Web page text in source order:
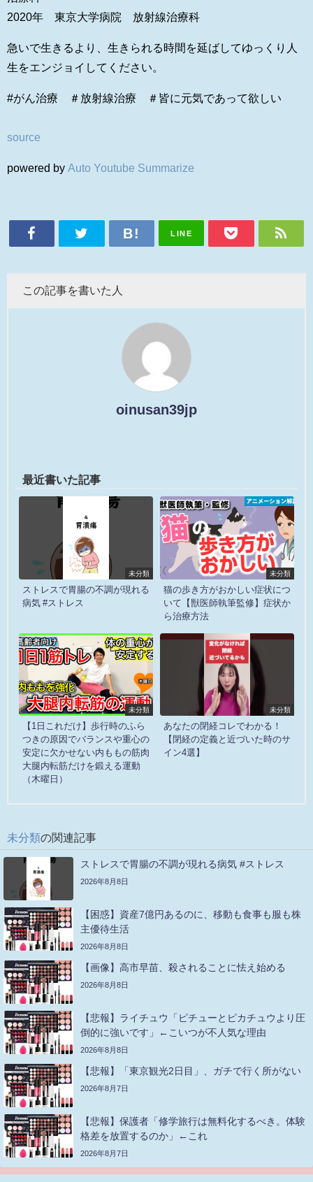
2020年 東京大学病院 放射線治療科
急いで生きるより、生きられる時間を延ばしてゆっくり人
生をエンジョイしてください。
#がん治療​ ＃放射線治療​ ＃皆に元気であって欲しい​
source
powered by Auto Youtube Summarize
LINE
この記事を書いた人
oinusan39jp
最近書いた記事
未分類
ストレスで胃腸の不調が現れる
病気 #ストレス
未分類
猫の歩き方がおかしい症状につ
いて【獣医師執筆監修】症状か
ら治療方法
未分類
【1日これだけ】歩行時のふら
つきの原因でバランスや重心の
安定に欠かせない内ももの筋肉
大腿内転筋だけを鍛える運動
（木曜日）
未分類
あなたの閉経コレでわかる！
【閉経の定義と近づいた時のサ
イン4選】
未分類の関連記事
ストレスで胃腸の不調が現れる病気 #ストレス
2026年8月8日
【困惑】資産7億円あるのに、移動も食事も服も株
主優待生活
2026年8月8日
【画像】高市早苗、殺されることに怯え始める
2026年8月8日
【悲報】ライチュウ「ピチューとピカチュウより圧
倒的に強いです」←こいつが不人気な理由
2026年8月8日
【悲報】「東京観光2日目」、ガチで行く所がない
2026年8月7日
【悲報】保護者「修学旅行は無料化するべき。体験
格差を放置するのか」←これ
2026年8月7日